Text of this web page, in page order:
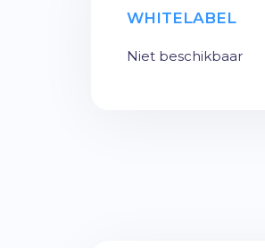
WHITELABEL
Niet beschikbaar